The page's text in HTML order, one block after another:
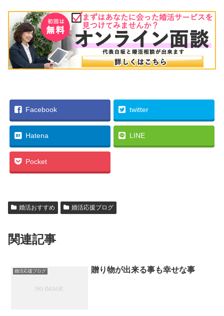
Facebook twitter
Hatena LINE
Pocket
婚活おすすめ 婚活応援ブログ
関連記事
婚活応援ブログ 贈り物が出来る事も幸せな事